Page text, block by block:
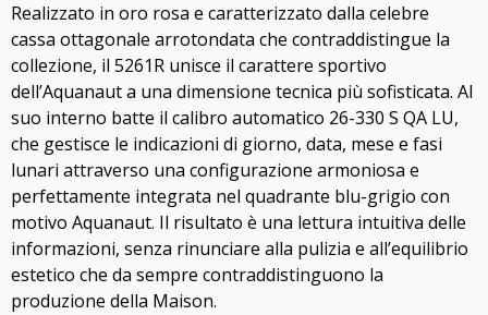
Realizzato in oro rosa e caratterizzato dalla celebre
cassa ottagonale arrotondata che contraddistingue la
collezione, il 5261R unisce il carattere sportivo
dell’Aquanaut a una dimensione tecnica più sofisticata. Al
suo interno batte il calibro automatico 26-330 S QA LU,
che gestisce le indicazioni di giorno, data, mese e fasi
lunari attraverso una configurazione armoniosa e
perfettamente integrata nel quadrante blu-grigio con
motivo Aquanaut. Il risultato è una lettura intuitiva delle
informazioni, senza rinunciare alla pulizia e all’equilibrio
estetico che da sempre contraddistinguono la
produzione della Maison.